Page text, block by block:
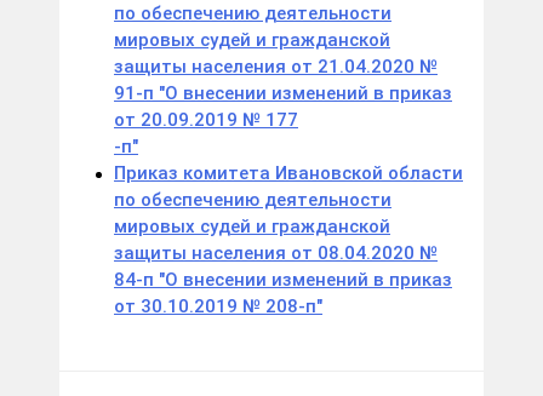
по обеспечению деятельности
мировых судей и гражданской
защиты населения от 21.04.2020 №
91-п "О внесении изменений в приказ
от 20.09.2019 № 177
-п"
Приказ комитета Ивановской области
по обеспечению деятельности
мировых судей и гражданской
защиты населения от 08.04.2020 №
84-п "О внесении изменений в приказ
от 30.10.2019 № 208-п"